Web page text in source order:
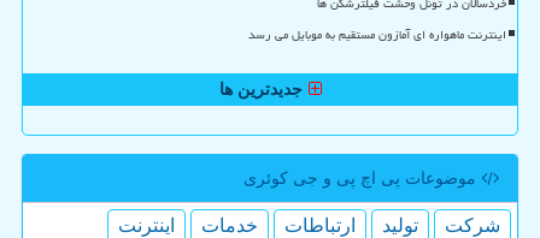
اینترنت ماهواره ای آمازون مستقیم به موبایل می رسد
جدیدترین ها
موضوعات پی اچ پی و جی كوئری
شركت تولید ارتباطات خدمات
اینترنت